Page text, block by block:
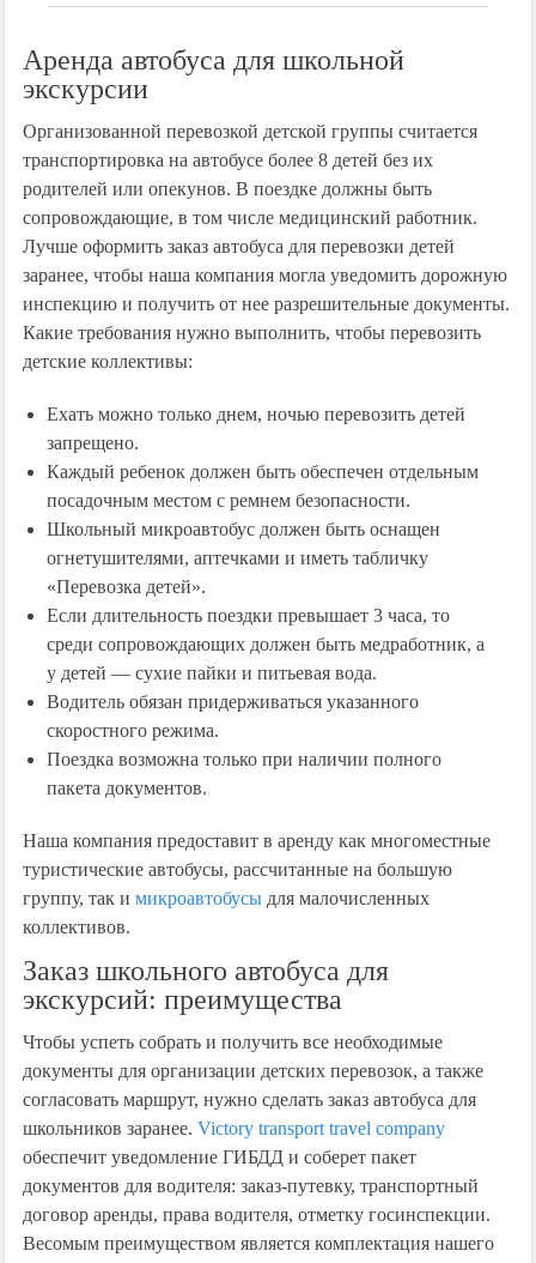
Аренда автобуса для школьной
экскурсии
Организованной перевозкой детской группы считается
транспортировка на автобусе более 8 детей без их
родителей или опекунов. В поездке должны быть
сопровождающие, в том числе медицинский работник.
Лучше оформить заказ автобуса для перевозки детей
заранее, чтобы наша компания могла уведомить дорожную
инспекцию и получить от нее разрешительные документы.
Какие требования нужно выполнить, чтобы перевозить
детские коллективы:
Ехать можно только днем, ночью перевозить детей
запрещено.
Каждый ребенок должен быть обеспечен отдельным
посадочным местом с ремнем безопасности.
Школьный микроавтобус должен быть оснащен
огнетушителями, аптечками и иметь табличку
«Перевозка детей».
Если длительность поездки превышает 3 часа, то
среди сопровождающих должен быть медработник, а
у детей ― сухие пайки и питьевая вода.
Водитель обязан придерживаться указанного
скоростного режима.
Поездка возможна только при наличии полного
пакета документов.
Наша компания предоставит в аренду как многоместные
туристические автобусы, рассчитанные на большую
группу, так имикроавтобусы для малочисленных
коллективов.
Заказ школьного автобуса для
экскурсий: преимущества
Чтобы успеть собрать и получить все необходимые
документы для организации детских перевозок, а также
согласовать маршрут, нужно сделать заказ автобуса для
школьников заранее.Victory transport travel company
обеспечит уведомление ГИБДД и соберет пакет
документов для водителя: заказ-путевку, транспортный
договор аренды, права водителя, отметку госинспекции.
Весомым преимуществом является комплектация нашего